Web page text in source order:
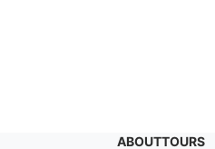
ABOUTTOURS